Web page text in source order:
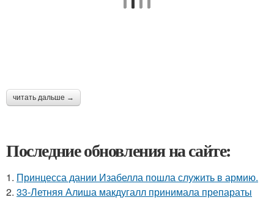
читать дальше →
Последние обновления на сайте:
1. Принцесса дании Изабелла пошла служить в армию.
2. 33-Летняя Алиша макдугалл принимала препараты